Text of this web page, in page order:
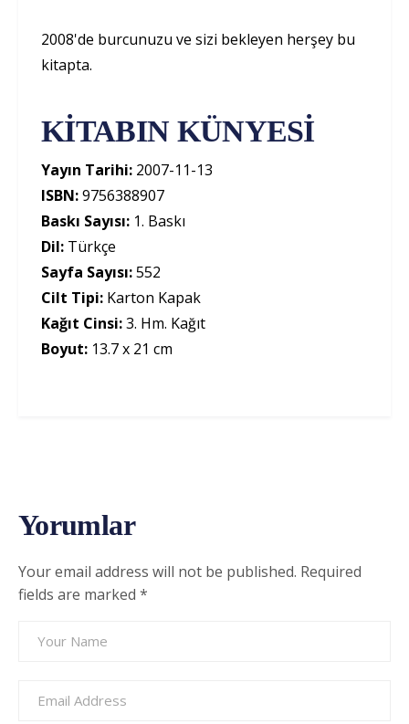
2008'de burcunuzu ve sizi bekleyen herşey bu
kitapta.
KİTABIN KÜNYESİ
Yayın Tarihi: 2007-11-13
ISBN:9756388907
Baskı Sayısı: 1. Baskı
Dil: Türkçe
Sayfa Sayısı:552
Cilt Tipi: Karton Kapak
Kağıt Cinsi:3. Hm. Kağıt
Boyut: 13.7 x 21 cm
Yorumlar
Your email address will not be published. Required
fields are marked *